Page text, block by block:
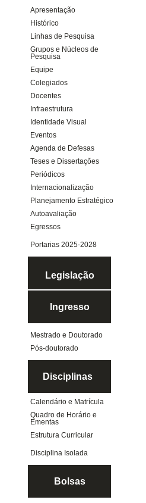
Apresentação
Histórico
Linhas de Pesquisa
Grupos e Núcleos de
Pesquisa
Equipe
Colegiados
Docentes
Infraestrutura
Identidade Visual
Eventos
Agenda de Defesas
Teses e Dissertações
Periódicos
Internacionalização
Planejamento Estratégico
Autoavaliação
Egressos
Portarias 2025-2028
Legislação
Ingresso
Mestrado e Doutorado
Pós-doutorado
Disciplinas
Calendário e Matrícula
Quadro de Horário e
Ementas
Estrutura Curricular
Disciplina Isolada
Bolsas